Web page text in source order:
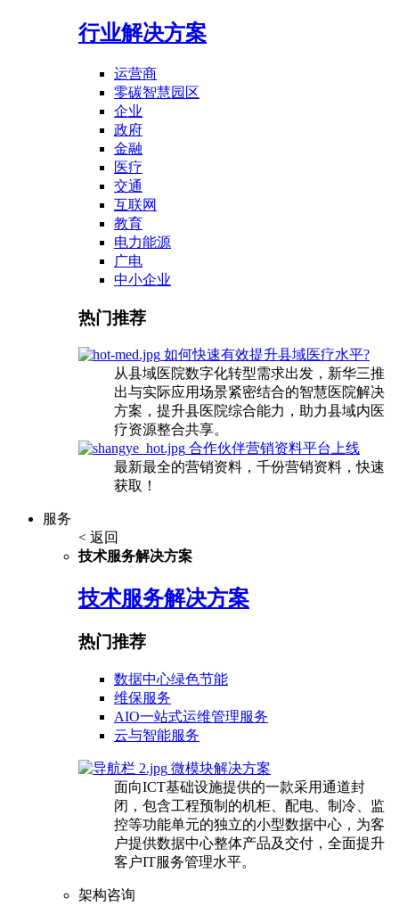
行业解决方案
运营商
零碳智慧园区
企业
政府
金融
医疗
交通
互联网
教育
电力能源
广电
中小企业
热门推荐
如何快速有效提升县域医疗水平?
从县域医院数字化转型需求出发，新华三推
出与实际应用场景紧密结合的智慧医院解决
方案，提升县医院综合能力，助力县域内医
疗资源整合共享。
合作伙伴营销资料平台上线
最新最全的营销资料，千份营销资料，快速
获取！
服务
< 返回
技术服务解决方案
技术服务解决方案
热门推荐
数据中心绿色节能
维保服务
AIO一站式运维管理服务
云与智能服务
微模块解决方案
面向ICT基础设施提供的一款采用通道封
闭，包含工程预制的机柜、配电、制冷、监
控等功能单元的独立的小型数据中心，为客
户提供数据中心整体产品及交付，全面提升
客户IT服务管理水平。
架构咨询